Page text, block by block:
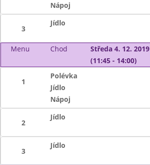
Nápoj
3
Jídlo
Menu Chod
Středa 4. 12. 2019
(11:45 - 14:00)
1
Polévka
Jídlo
Nápoj
2
Jídlo
3
Jídlo